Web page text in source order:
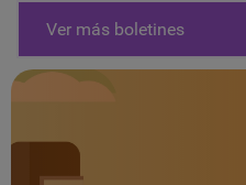
Ver más boletines